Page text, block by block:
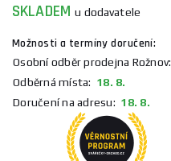
SKLADEMu dodavatele
Možnosti a termíny doručení:
Osobní odběr prodejna Rožnov:
Odběrná místa: 18. 8.
Doručení na adresu: 18. 8.